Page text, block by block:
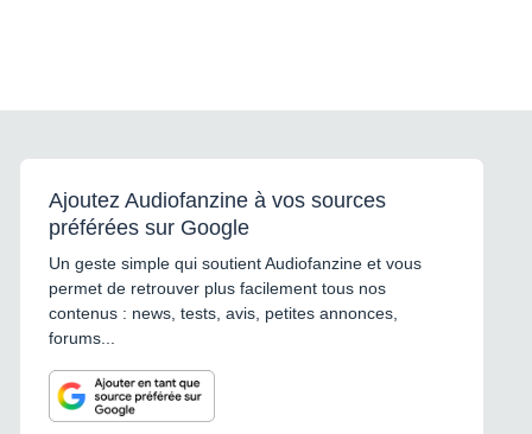
Ajoutez Audiofanzine à vos sources
préférées sur Google
Un geste simple qui soutient Audiofanzine et vous
permet de retrouver plus facilement tous nos
contenus : news, tests, avis, petites annonces,
forums...